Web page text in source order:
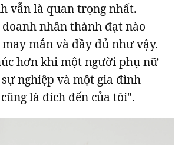
vẫn là quan trọng nhất.
nhân thành đạt nào
may mắn và đầy đủ như vậy.
hơn khi một người phụ nữ
nghiệp và một gia đình
là đích đến của tôi".